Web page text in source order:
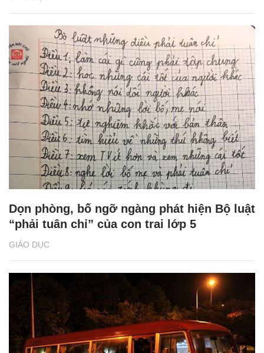
GIÁO DỤC
Dọn phòng, bố ngỡ ngàng phát hiện Bộ luật
“phải tuân chỉ” của con trai lớp 5